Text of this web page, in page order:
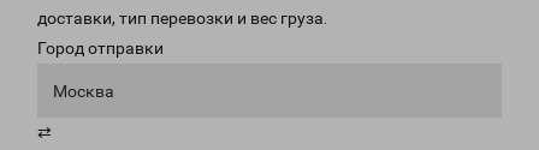
доставки, тип перевозки и вес груза.
Город отправки
Москва
⇄